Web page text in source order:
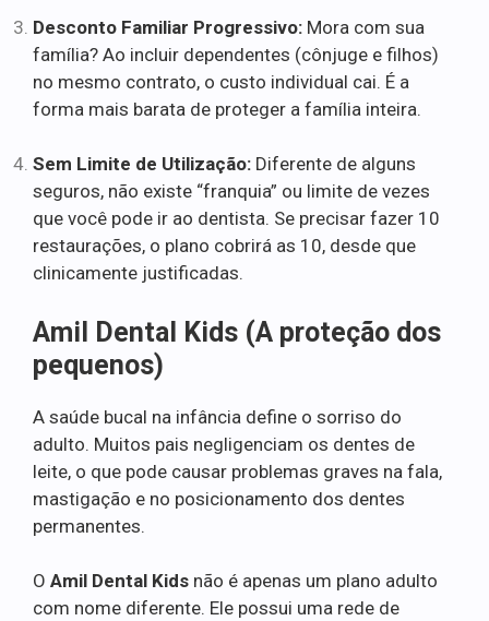
Desconto Familiar Progressivo: Mora com sua
família? Ao incluir dependentes (cônjuge e filhos)
no mesmo contrato, o custo individual cai. É a
forma mais barata de proteger a família inteira.
Sem Limite de Utilização: Diferente de alguns
seguros, não existe “franquia” ou limite de vezes
que você pode ir ao dentista. Se precisar fazer 10
restaurações, o plano cobrirá as 10, desde que
clinicamente justificadas.
Amil Dental Kids (A proteção dos
pequenos)
A saúde bucal na infância define o sorriso do
adulto. Muitos pais negligenciam os dentes de
leite, o que pode causar problemas graves na fala,
mastigação e no posicionamento dos dentes
permanentes.
O Amil Dental Kids não é apenas um plano adulto
com nome diferente. Ele possui uma rede de